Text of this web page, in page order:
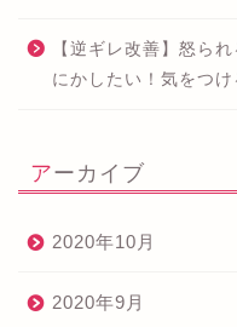
【逆ギレ改善】怒ら
にかしたい！気をつ
アーカイブ
2020年10月
2020年9月